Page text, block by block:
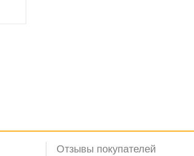
Отзывы покупателей